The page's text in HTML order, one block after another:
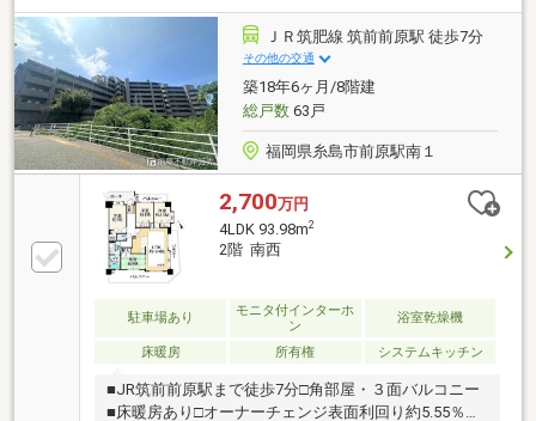
ＪＲ筑肥線 筑前前原駅 徒歩7分
その他の交通
築18年6ヶ月/8階建
総戸数63戸
福岡県糸島市前原駅南１
2,700万円
4LDK 93.98m2
2階 南西
駐車場あり
モニタ付インターホ
ン
浴室乾燥機
床暖房 所有権 システムキッチン
■JR筑前前原駅まで徒歩7分□角部屋・３面バルコニー
■床暖房あり□オーナーチェンジ表面利回り約5.55％～